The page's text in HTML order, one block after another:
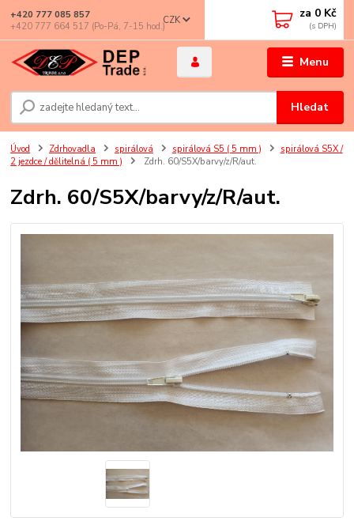
Menu
CZK
Hledat
+420 777 085 857
+420 777 664 517 (Po-Pá, 7-15 hod.)
za 0 Kč
Úvod Zdrhovadla spirálová spirálová S5 ( 5 mm )
spirálová S5X /
2 jezdce / dělitelná ( 5 mm )
Zdrh. 60/S5X/barvy/z/R/aut.
Zdrh. 60/S5X/barvy/z/R/aut.